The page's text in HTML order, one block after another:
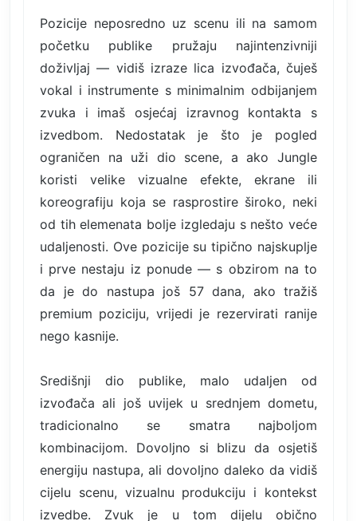
Pozicije neposredno uz scenu ili na samom
početku publike pružaju najintenzivniji
doživljaj — vidiš izraze lica izvođača, čuješ
vokal i instrumente s minimalnim odbijanjem
zvuka i imaš osjećaj izravnog kontakta s
izvedbom. Nedostatak je što je pogled
ograničen na uži dio scene, a ako Jungle
koristi velike vizualne efekte, ekrane ili
koreografiju koja se rasprostire široko, neki
od tih elemenata bolje izgledaju s nešto veće
udaljenosti. Ove pozicije su tipično najskuplje
i prve nestaju iz ponude — s obzirom na to
da je do nastupa još 57 dana, ako tražiš
premium poziciju, vrijedi je rezervirati ranije
nego kasnije.
Središnji dio publike, malo udaljen od
izvođača ali još uvijek u srednjem dometu,
tradicionalno se smatra najboljom
kombinacijom. Dovoljno si blizu da osjetiš
energiju nastupa, ali dovoljno daleko da vidiš
cijelu scenu, vizualnu produkciju i kontekst
izvedbe. Zvuk je u tom dijelu obično